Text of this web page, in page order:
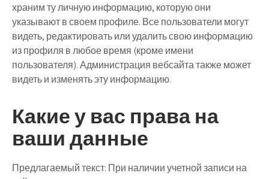
храним ту личную информацию, которую они
указывают в своем профиле. Все пользователи могут
видеть, редактировать или удалить свою информацию
из профиля в любое время (кроме имени
пользователя). Администрация вебсайта также может
видеть и изменять эту информацию.
Какие у вас права на
ваши данные
Предлагаемый текст: При наличии учетной записи на